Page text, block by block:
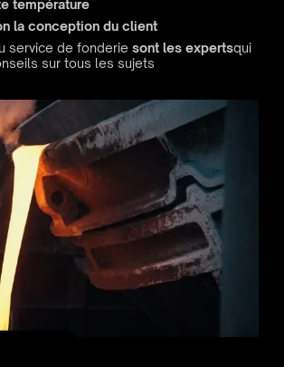
température
la conception du client
service de fonderiesont les expertsqui
sur tous les sujets